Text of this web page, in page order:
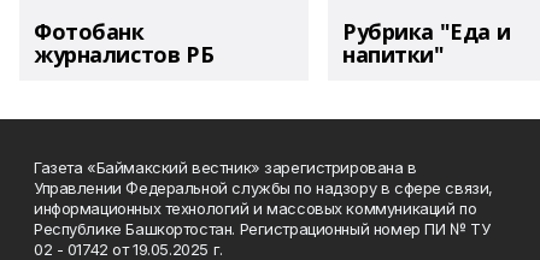
Фотобанк
журналистов РБ
Рубрика "Еда и
напитки"
Газета «Баймакский вестник» зарегистрирована в
Управлении Федеральной службы по надзору в сфере связи,
информационных технологий и массовых коммуникаций по
Республике Башкортостан. Регистрационный номер ПИ № ТУ
02 - 01742 от 19.05.2025 г.